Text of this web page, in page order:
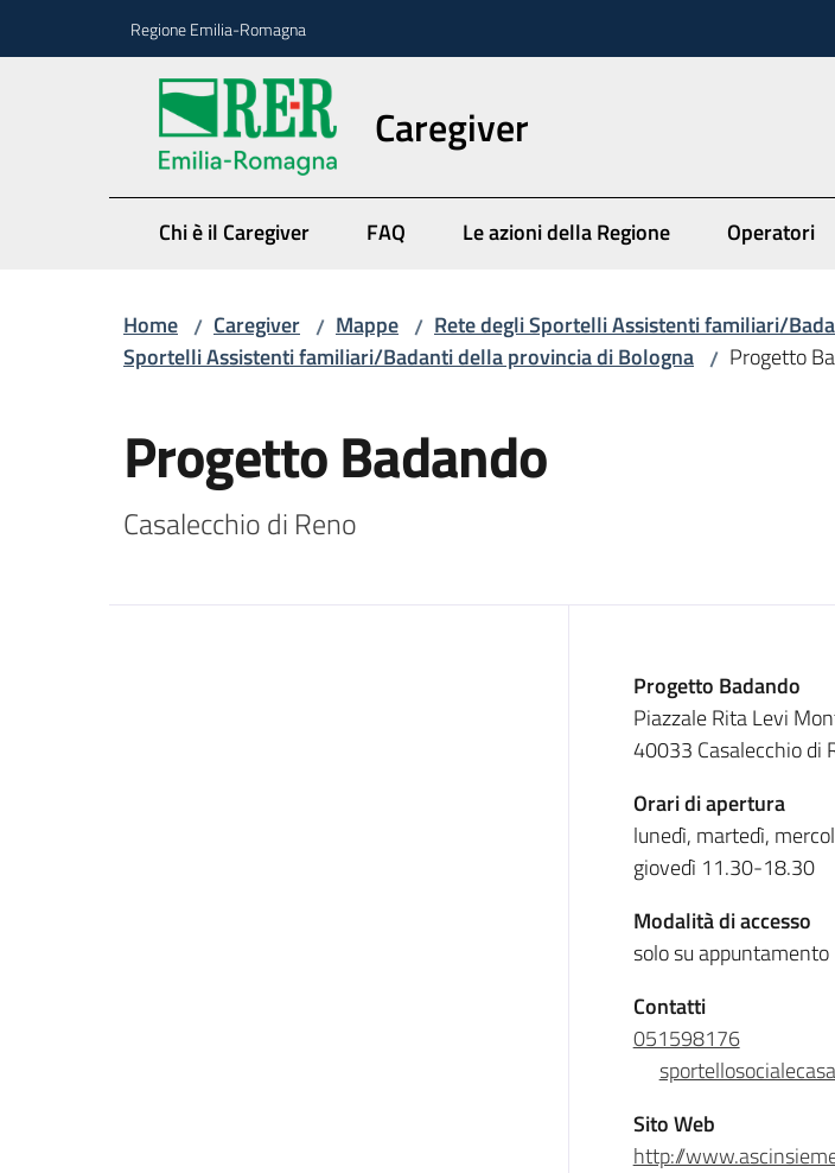
Regione Emilia-Romagna
Caregiver
Chi è il Caregiver FAQ Le azioni della Regione Operatori
Home / Caregiver / Mappe / Rete degli Sportelli Assistenti familiari/
Sportelli Assistenti familiari/Badanti della provincia di Bologna / Progetto
Progetto Badando
Casalecchio di Reno
Descrizione
Progetto Badando
Piazzale Rita Levi
40033 Casalecchio di
Orari di apertura
lunedì, martedì,
giovedì 11.30-18.30
Modalità di accesso
solo su appuntamento
Contatti
051598176
Sito Web
http://